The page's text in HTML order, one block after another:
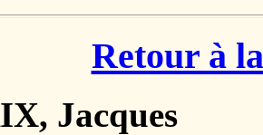
Retour à
Jacques